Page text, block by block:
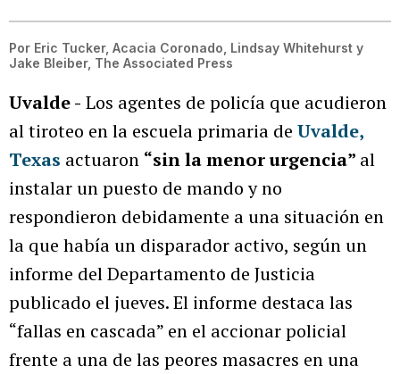
Por Eric Tucker, Acacia Coronado, Lindsay Whitehurst y
Jake Bleiber, The Associated Press
Uvalde - Los agentes de policía que acudieron
al tiroteo en la escuela primaria de Uvalde,
Texas actuaron “sin la menor urgencia” al
instalar un puesto de mando y no
respondieron debidamente a una situación en
la que había un disparador activo, según un
informe del Departamento de Justicia
publicado el jueves. El informe destaca las
“fallas en cascada” en el accionar policial
frente a una de las peores masacres en una